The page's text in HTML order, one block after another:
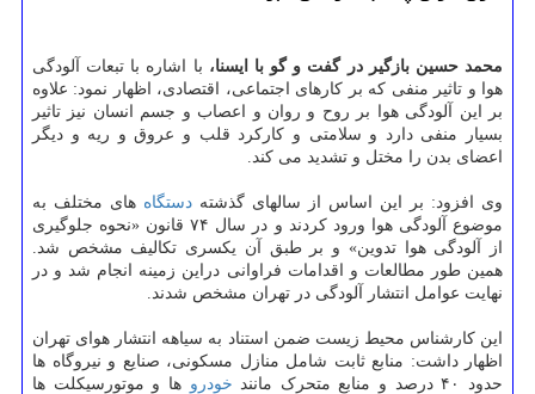
محمد حسین بازگیر در گفت و گو با ایسنا، با اشاره با تبعات آلودگی
هوا و تاثیر منفی که بر کارهای اجتماعی، اقتصادی، اظهار نمود: علاوه
بر این آلودگی هوا بر روح و روان و اعصاب و جسم انسان نیز تاثیر
بسیار منفی دارد و سلامتی و کارکرد قلب و عروق و ریه و دیگر
اعضای بدن را مختل و تشدید می کند.
وی افزود: بر این اساس از سالهای گذشته دستگاه های مختلف به
موضوع آلودگی هوا ورود کردند و در سال ۷۴ قانون «نحوه جلوگیری
از آلودگی هوا تدوین» و بر طبق آن یکسری تکالیف مشخص شد.
همین طور مطالعات و اقدامات فراوانی دراین زمینه انجام شد و در
نهایت عوامل انتشار آلودگی در تهران مشخص شدند.
این کارشناس محیط زیست ضمن استناد به سیاهه انتشار هوای تهران
اظهار داشت: منابع ثابت شامل منازل مسکونی، صنایع و نیروگاه ها
حدود ۴۰ درصد و منابع متحرک مانند
خودرو ها و موتورسیکلت ها